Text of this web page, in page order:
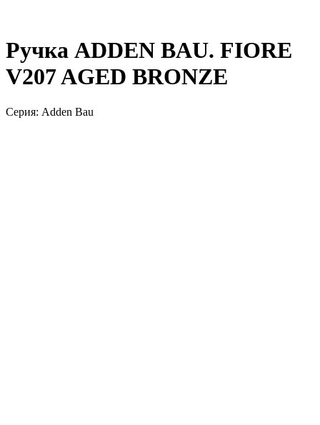
Ручка ADDEN BAU. FIORE
V207 AGED BRONZE
Серия: Adden Bau